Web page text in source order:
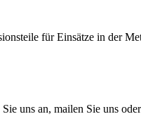
für Einsätze in der
uns an, mailen Sie uns